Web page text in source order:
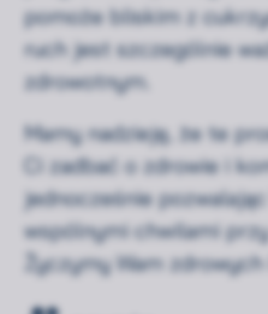
pomoże bliskim z
ruch jest szczególnie
zdrowotnym.
Mamy nadzieję, że te
Ci zadbać o zdrowie i
jednocześnie
wspólnymi chwilami
Życzymy Wam